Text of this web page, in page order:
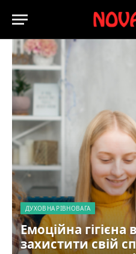
ДУХОВНА РІВНОВАГА
Емоційна
захистити свій